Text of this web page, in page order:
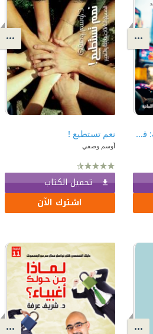
300,000 عام من الخوف: قصة البشر من بداية الكون إلى التوحيد نعم تستطيع !
أوسم وصفي
تحميل الكتاب
اشترك الآن